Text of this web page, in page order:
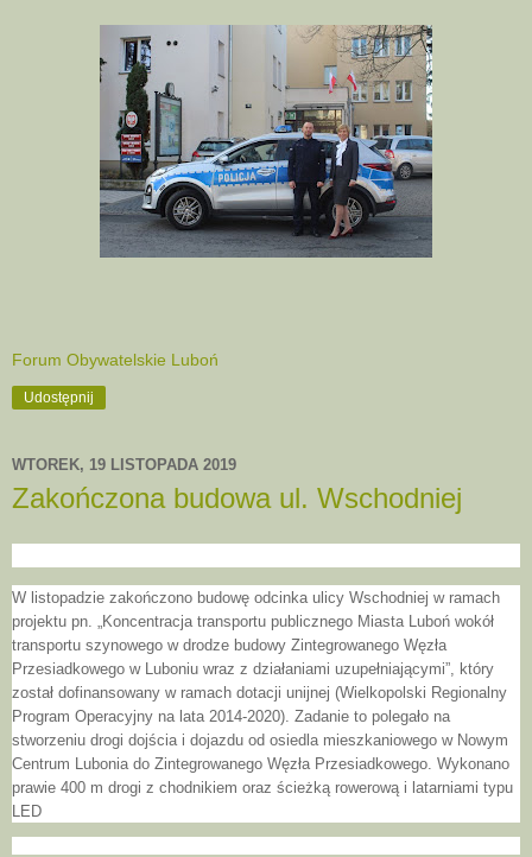
Forum Obywatelskie Luboń
Udostępnij
WTOREK, 19 LISTOPADA 2019
Zakończona budowa ul. Wschodniej
W listopadzie zakończono budowę odcinka ulicy Wschodniej w ramach
projektu pn. „Koncentracja transportu publicznego Miasta Luboń wokół
transportu szynowego w drodze budowy Zintegrowanego Węzła
Przesiadkowego w Luboniu wraz z działaniami uzupełniającymi”, który
został dofinansowany w ramach dotacji unijnej (Wielkopolski Regionalny
Program Operacyjny na lata 2014-2020). Zadanie to polegało na
stworzeniu drogi dojścia i dojazdu od osiedla mieszkaniowego w Nowym
Centrum Lubonia do Zintegrowanego Węzła Przesiadkowego. Wykonano
prawie 400 m drogi z chodnikiem oraz ścieżką rowerową i latarniami typu
LED